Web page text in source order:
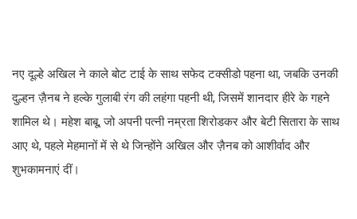
नए दूल्हे अखिल ने काले बोट टाई के साथ सफेद टक्सीडो पहना था, जबकि उनकी
दुल्हन ज़ैनब ने हल्के गुलाबी रंग की लहंगा पहनी थी, जिसमें शानदार हीरे के गहने
शामिल थे। महेश बाबू, जो अपनी पत्नी नम्रता शिरोडकर और बेटी सितारा के साथ
आए थे, पहले मेहमानों में से थे जिन्होंने अखिल और ज़ैनब को आशीर्वाद और
शुभकामनाएं दीं।